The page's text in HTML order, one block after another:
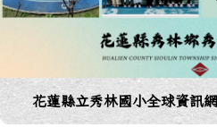
導覽列花蓮縣立秀林國小全球資訊網